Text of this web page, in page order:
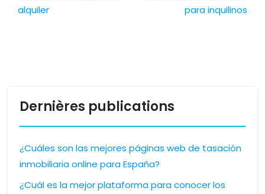
alquiler
para inquilinos
Dernières publications
¿Cuáles son las mejores páginas web de tasación
inmobiliaria online para España?
¿Cuál es la mejor plataforma para conocer los